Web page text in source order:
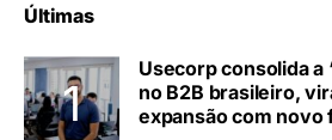
Últimas
Usecorp consolida a
no B2B brasileiro,
expansão com